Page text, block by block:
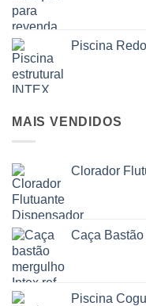
Piscina
MAIS VENDIDOS
Clorador
Caça
Piscina